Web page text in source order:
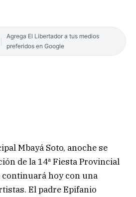
Agrega El Libertador a tus medios
preferidos en Google
Mbayá Soto, anoche se
de la 14ª Fiesta Provincial
hoy con una
El padre Epifanio